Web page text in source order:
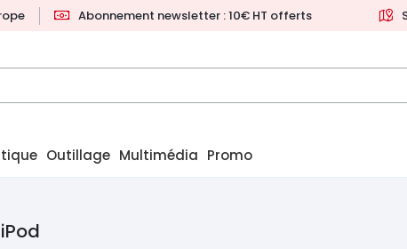
Abonnement newsletter : 10€ HT offerts
Outillage Multimédia Promo